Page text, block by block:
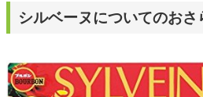
シルベーヌについてのおさ